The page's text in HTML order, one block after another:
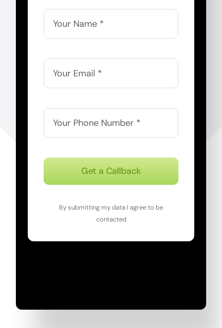
Get a Callback
By submitting my data I agree to be
contacted